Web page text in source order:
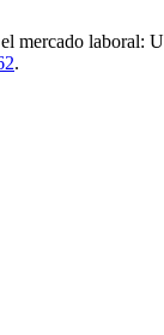
mercado laboral:
.